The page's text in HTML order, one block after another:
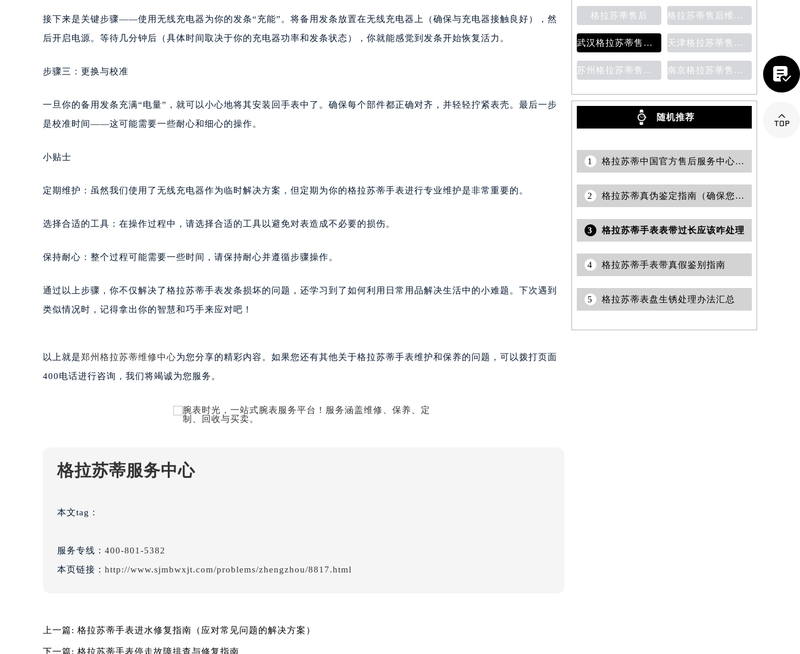
接下来是关键步骤——使用无线充电器为你的发条“充能”。将备用发条放置在无线充电器上（确保与充电器接触良好），然
后开启电源。等待几分钟后（具体时间取决于你的充电器功率和发条状态），你就能感觉到发条开始恢复活力。
步骤三：更换与校准
一旦你的备用发条充满“电量”，就可以小心地将其安装回手表中了。确保每个部件都正确对齐，并轻轻拧紧表壳。最后一步
是校准时间——这可能需要一些耐心和细心的操作。
小贴士
定期维护：虽然我们使用了无线充电器作为临时解决方案，但定期为你的格拉苏蒂手表进行专业维护是非常重要的。
选择合适的工具：在操作过程中，请选择合适的工具以避免对表造成不必要的损伤。
保持耐心：整个过程可能需要一些时间，请保持耐心并遵循步骤操作。
通过以上步骤，你不仅解决了格拉苏蒂手表发条损坏的问题，还学习到了如何利用日常用品解决生活中的小难题。下次遇到
类似情况时，记得拿出你的智慧和巧手来应对吧！
以上就是郑州格拉苏蒂维修中心为您分享的精彩内容。如果您还有其他关于格拉苏蒂手表维护和保养的问题，可以拨打页面
400电话进行咨询，我们将竭诚为您服务。
格拉苏蒂服务中心
本文tag：
服务专线： 400-801-5382
本页链接： http://www.sjmbwxjt.com/problems/zhengzhou/8817.html
上一篇: 格拉苏蒂手表进水修复指南（应对常见问题的解决方案）
下一篇: 格拉苏蒂手表停走故障排查与修复指南
格拉苏蒂售后 格拉苏蒂售后维修保养价目表
武汉格拉苏蒂售后维修保养费用 天津格拉苏蒂售后维修保养费用价目表
苏州格拉苏蒂售后维修保养价目表 南京格拉苏蒂售后维修保养费用说明
随机推荐
1 格拉苏蒂中国官方售后服务中心｜详细地址与24小时客服电话权威信息通知（2026年6月最新）
2 格拉苏蒂真伪鉴定指南（确保您的购买安全）
3 格拉苏蒂手表表带过长应该咋处理
4 格拉苏蒂手表带真假鉴别指南
5 格拉苏蒂表盘生锈处理办法汇总

